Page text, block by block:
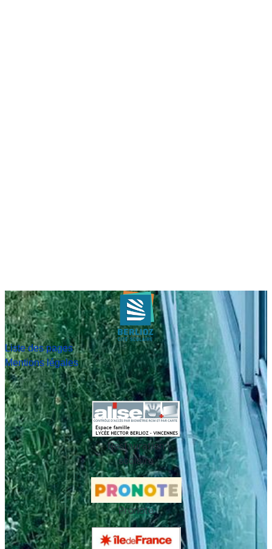
Liste des pages
Mentions légales
Restauration
scolaire
Pronote